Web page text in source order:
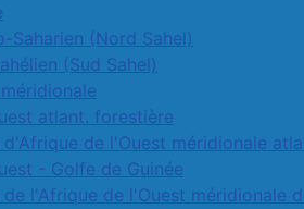
Saharien (Nord Sahel)
(Sud Sahel)
atlant. forestière
de l'Ouest méridionale
- Golfe de Guinée
l'Afrique de l'Ouest méridionale